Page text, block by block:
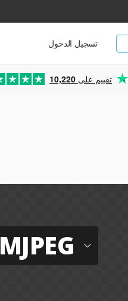
تسجيل الدخول
10,220 تقييم على
MJPEG